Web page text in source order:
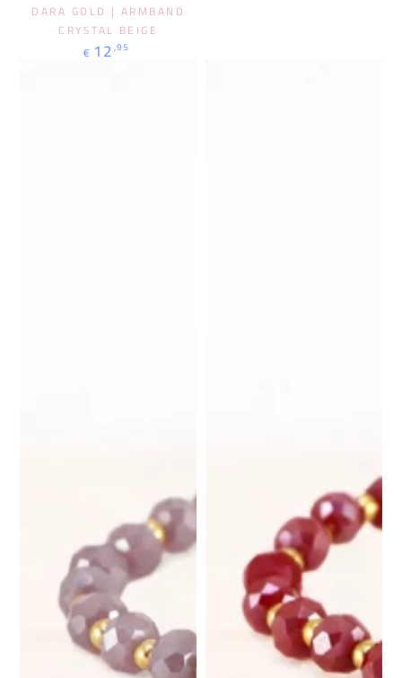
DARA GOLD | ARMBAND
CRYSTAL BEIGE
Regulärer
Preis
€ 12,95